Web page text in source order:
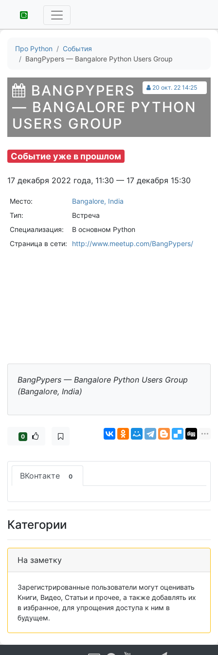
Про Python
События
BangPypers — Bangalore Python Users Group
20 окт. 22 14:25
BANGPYPERS
— BANGALORE PYTHON
USERS GROUP
Событие уже в прошлом
17 декабря 2022 года, 11:30 — 17 декабря 15:30
Место:
Bangalore, India
Тип:
Встреча
Специализация:
В основном Python
Страница в сети:
http://www.meetup.com/BangPypers/
BangPypers — Bangalore Python Users Group
(Bangalore, India)
0
ВКонтакте 0
Категории
На заметку
Зарегистрированные пользователи могут оценивать
Книги, Видео, Статьи и прочее, а также добавлять их
в избранное, для упрощения доступа к ним в
будущем.